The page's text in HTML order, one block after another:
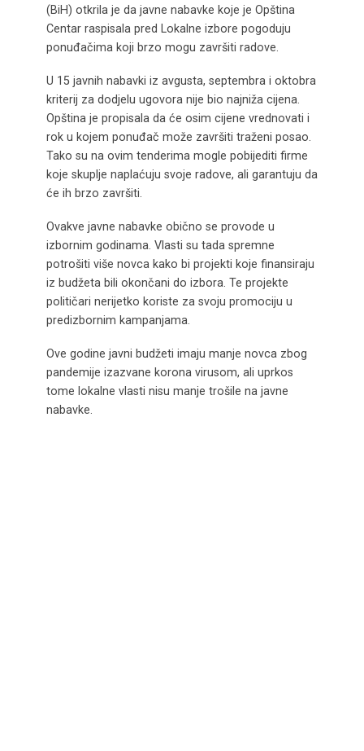
(BiH) otkrila je da javne nabavke koje je Opština
Centar raspisala pred Lokalne izbore pogoduju
ponuđačima koji brzo mogu završiti radove.
U 15 javnih nabavki iz avgusta, septembra i oktobra
kriterij za dodjelu ugovora nije bio najniža cijena.
Opština je propisala da će osim cijene vrednovati i
rok u kojem ponuđač može završiti traženi posao.
Tako su na ovim tenderima mogle pobijediti firme
koje skuplje naplaćuju svoje radove, ali garantuju da
će ih brzo završiti.
Ovakve javne nabavke obično se provode u
izbornim godinama. Vlasti su tada spremne
potrošiti više novca kako bi projekti koje finansiraju
iz budžeta bili okončani do izbora. Te projekte
političari nerijetko koriste za svoju promociju u
predizbornim kampanjama.
Ove godine javni budžeti imaju manje novca zbog
pandemije izazvane korona virusom, ali uprkos
tome lokalne vlasti nisu manje trošile na javne
nabavke.